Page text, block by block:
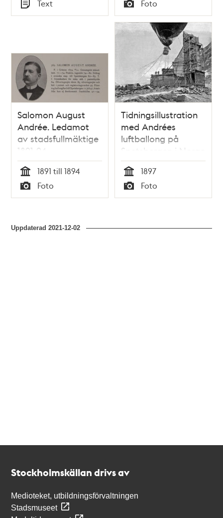
Typ
Text
Typ
Foto
Salomon August
Andrée. Ledamot
av stadsfullmäktige
1891-94
Tid
1891 till 1894
Typ
Foto
Tidningsillustration
med Andrées
luftballong på
Spetsbergen i Norge
juli 1897.
Tid
1897
Typ
Foto
Uppdaterad2021-12-02
Stockholmskällan drivs av
Medioteket, utbildningsförvaltningen
Stadsmuseet